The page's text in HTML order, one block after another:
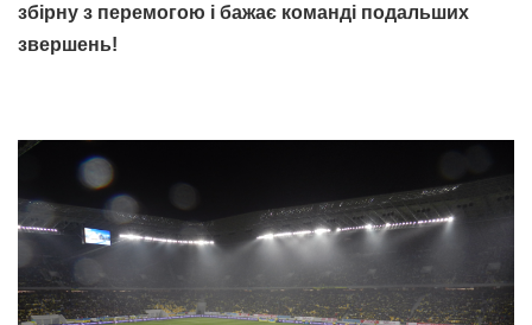
збірну з перемогою і бажає команді подальших
звершень!